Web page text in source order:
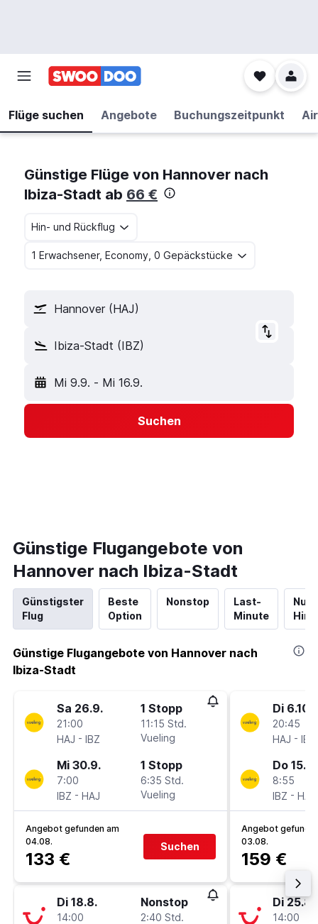
Flüge suchen Angebote Buchungszeitpunkt
Günstige Flüge von Hannover nach
Ibiza-Stadt ab 66 €
Hin- und Rückflug
1 Erwachsener, Economy, 0 Gepäckstücke
Hannover (HAJ)
Ibiza-Stadt (IBZ)
Mi 9.9. - Mi 16.9.
Suchen
Günstige Flugangebote von
Hannover nach Ibiza-Stadt
Günstigster
Flug
Beste
Option
Nonstop
Last-
Minute
Nur
Günstige Flugangebote von Hannover nach
Ibiza-Stadt
Sa 26.9.
21:00
HAJ - IBZ
1 Stopp
11:15 Std.
Vueling
Mi 30.9.
7:00
IBZ - HAJ
1 Stopp
6:35 Std.
Vueling
Angebot gefunden am
04.08.
133 €
Suchen
Di 18.8.
14:00
Nonstop
2:40 Std.
Di 6.10.
20:45
HAJ - IBZ
Do
8:55
IBZ - HAJ
Angebot
03.08.
159 €
Di 25.8.
14:00